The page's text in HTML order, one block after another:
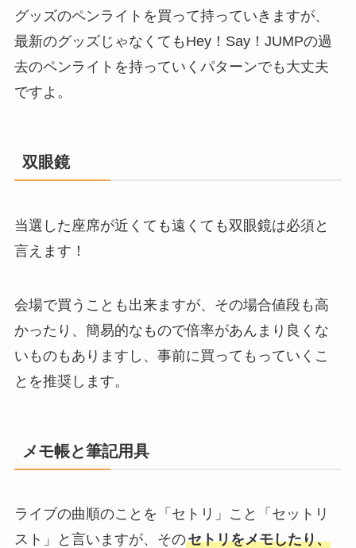
グッズのペンライトを買って持っていきますが、
最新のグッズじゃなくてもHey！Say！JUMPの過
去のペンライトを持っていくパターンでも大丈夫
ですよ。
双眼鏡
当選した座席が近くても遠くても双眼鏡は必須と
言えます！
会場で買うことも出来ますが、その場合値段も高
かったり、簡易的なもので倍率があんまり良くな
いものもありますし、事前に買ってもっていくこ
とを推奨します。
メモ帳と筆記用具
ライブの曲順のことを「セトリ」こと「セットリ
スト」と言いますが、そのセトリをメモしたり、